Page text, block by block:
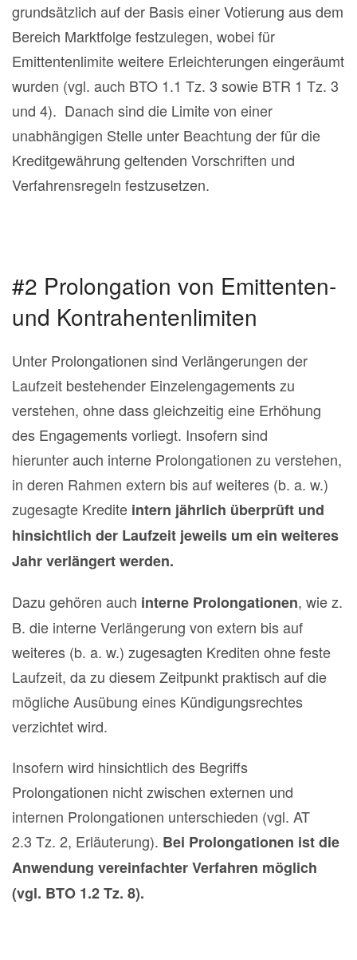
grundsätzlich auf der Basis einer Votierung aus dem
Bereich Marktfolge festzulegen, wobei für
Emittentenlimite weitere Erleichterungen eingeräumt
wurden (vgl. auch BTO 1.1 Tz. 3 sowie BTR 1 Tz. 3
und 4). Danach sind die Limite von einer
unabhängigen Stelle unter Beachtung der für die
Kreditgewährung geltenden Vorschriften und
Verfahrensregeln festzusetzen.
#2 Prolongation von Emittenten-
und Kontrahentenlimiten
Unter Prolongationen sind Verlängerungen der
Laufzeit bestehender Einzelengagements zu
verstehen, ohne dass gleichzeitig eine Erhöhung
des Engagements vorliegt. Insofern sind
hierunter auch interne Prolongationen zu verstehen,
in deren Rahmen extern bis auf weiteres (b. a. w.)
zugesagte Kredite intern jährlich überprüft und
hinsichtlich der Laufzeit jeweils um ein weiteres
Jahr verlängert werden.
Dazu gehören auch interne Prolongationen, wie z.
B. die interne Verlängerung von extern bis auf
weiteres (b. a. w.) zugesagten Krediten ohne feste
Laufzeit, da zu diesem Zeitpunkt praktisch auf die
mögliche Ausübung eines Kündigungsrechtes
verzichtet wird.
Insofern wird hinsichtlich des Begriffs
Prolongationen nicht zwischen externen und
internen Prolongationen unterschieden (vgl. AT
2.3 Tz. 2, Erläuterung). Bei Prolongationen ist die
Anwendung vereinfachter Verfahren möglich
(vgl. BTO 1.2 Tz. 8).